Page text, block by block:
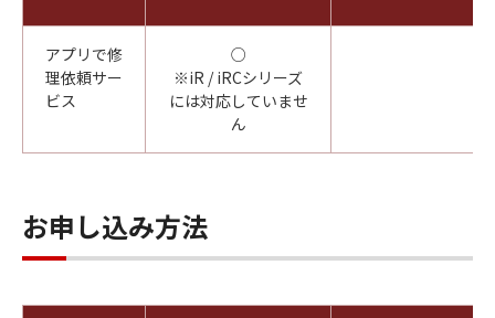
アプリで修
理依頼サー
ビス
○
※iR / iRCシリーズ
には対応していませ
ん
お申し込み方法